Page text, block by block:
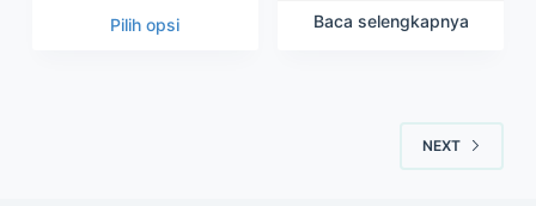
Pilih opsi
Baca selengkapnya
NEXT